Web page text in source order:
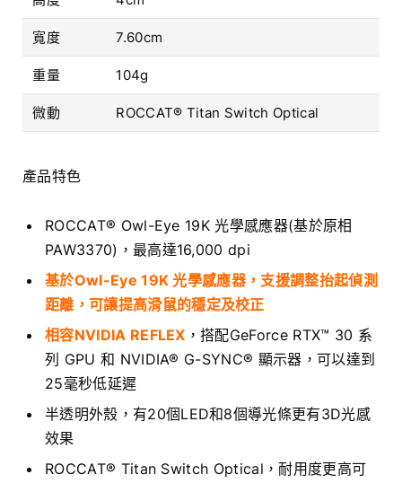
寬度 7.60cm
重量 104g
微動 ROCCAT® Titan Switch Optical
產品特色
ROCCAT® Owl-Eye 19K 光學感應器(基於原相
PAW3370)，最高達16,000 dpi
基於Owl-Eye 19K 光學感應器，支援調整抬起偵測
距離，可讓提高滑鼠的穩定及校正
相容NVIDIA REFLEX ，搭配GeForce RTX™ 30 系
列 GPU 和 NVIDIA® G-SYNC® 顯示器，可以達到
25毫秒低延遲
半透明外殼，有20個LED和8個導光條更有3D光感
效果
ROCCAT® Titan Switch Optical，耐用度更高可